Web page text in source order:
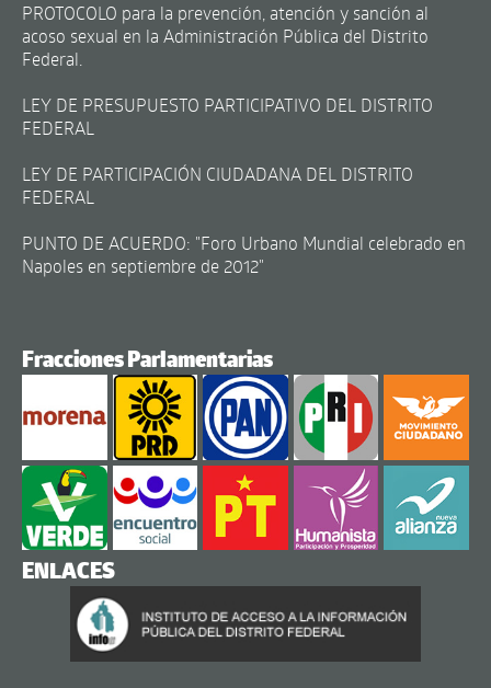
PROTOCOLO para la prevención, atención y sanción al
acoso sexual en la Administración Pública del Distrito
Federal.
LEY DE PRESUPUESTO PARTICIPATIVO DEL DISTRITO
FEDERAL
LEY DE PARTICIPACIÓN CIUDADANA DEL DISTRITO
FEDERAL
PUNTO DE ACUERDO: "Foro Urbano Mundial celebrado en
Napoles en septiembre de 2012"
Fracciones Parlamentarias
ENLACES